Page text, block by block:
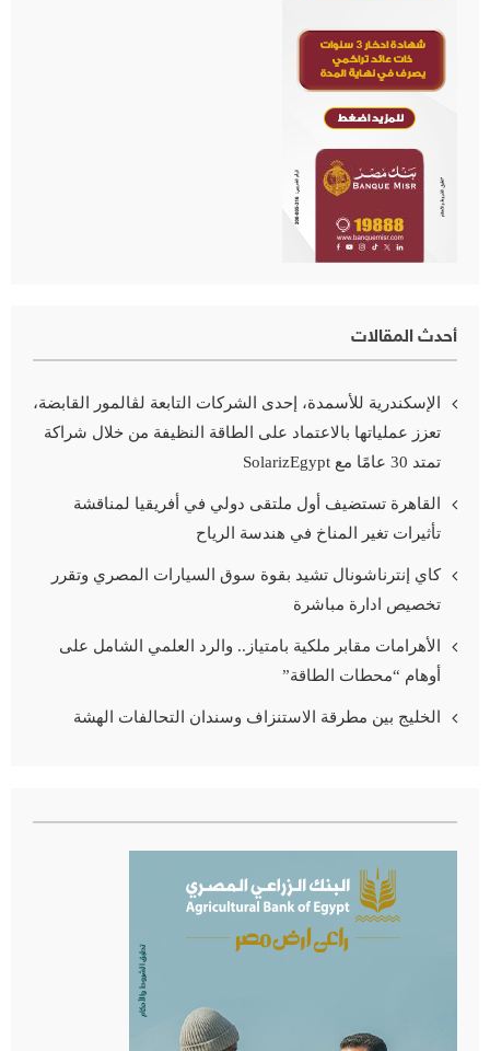
أحدث المقالات
الإسكندرية للأسمدة، إحدى الشركات التابعة لڤالمور القابضة،
تعزز عملياتها بالاعتماد على الطاقة النظيفة من خلال شراكة
تمتد 30 عامًا مع SolarizEgypt
القاهرة تستضيف أول ملتقى دولي في أفريقيا لمناقشة
تأثيرات تغير المناخ في هندسة الرياح
كاي إنترناشونال تشيد بقوة سوق السيارات المصري وتقرر
تخصيص ادارة مباشرة
الأهرامات مقابر ملكية بامتياز.. والرد العلمي الشامل على
أوهام “محطات الطاقة”
الخليج بين مطرقة الاستنزاف وسندان التحالفات الهشة